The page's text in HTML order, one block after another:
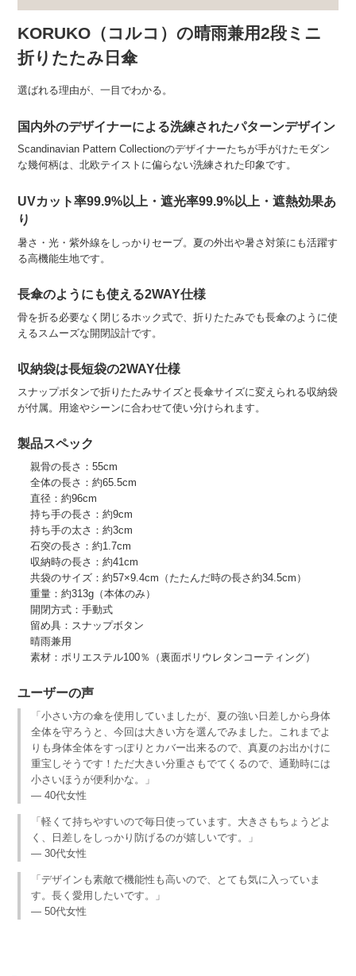
KORUKO（コルコ）の晴雨兼用2段ミニ
折りたたみ日傘
選ばれる理由が、一目でわかる。
国内外のデザイナーによる洗練されたパターンデザイン
Scandinavian Pattern Collectionのデザイナーたちが手がけたモダン
な幾何柄は、北欧テイストに偏らない洗練された印象です。
UVカット率99.9%以上・遮光率99.9%以上・遮熱効果あ
り
暑さ・光・紫外線をしっかりセーブ。夏の外出や暑さ対策にも活躍す
る高機能生地です。
長傘のようにも使える2WAY仕様
骨を折る必要なく閉じるホック式で、折りたたみでも長傘のように使
えるスムーズな開閉設計です。
収納袋は長短袋の2WAY仕様
スナップボタンで折りたたみサイズと長傘サイズに変えられる収納袋
が付属。用途やシーンに合わせて使い分けられます。
製品スペック
親骨の長さ：55cm
全体の長さ：約65.5cm
直径：約96cm
持ち手の長さ：約9cm
持ち手の太さ：約3cm
石突の長さ：約1.7cm
収納時の長さ：約41cm
共袋のサイズ：約57×9.4cm（たたんだ時の長さ約34.5cm）
重量：約313g（本体のみ）
開閉方式：手動式
留め具：スナップボタン
晴雨兼用
素材：ポリエステル100％（裏面ポリウレタンコーティング）
ユーザーの声
「小さい方の傘を使用していましたが、夏の強い日差しから身体
全体を守ろうと、今回は大きい方を選んでみました。これまでよ
りも身体全体をすっぽりとカバー出来るので、真夏のお出かけに
重宝しそうです！ただ大きい分重さもでてくるので、通勤時には
小さいほうが便利かな。」
— 40代女性
「軽くて持ちやすいので毎日使っています。大きさもちょうどよ
く、日差しをしっかり防げるのが嬉しいです。」
— 30代女性
「デザインも素敵で機能性も高いので、とても気に入っていま
す。長く愛用したいです。」
— 50代女性